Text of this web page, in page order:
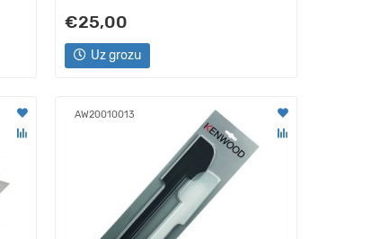
€25,00
Uz grozu
AW20010013